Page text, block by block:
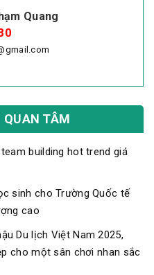
Quang
QUAN TÂM
building hot trend giá
sinh cho Trường Quốc tế
cao
Du lịch Việt Nam 2025,
cho một sân chơi nhan sắc